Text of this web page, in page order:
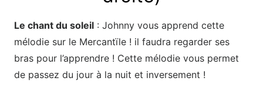
Le chant du soleil : Johnny vous apprend cette
mélodie sur le Mercantïle ! il faudra regarder ses
bras pour l’apprendre ! Cette mélodie vous permet
de passez du jour à la nuit et inversement !